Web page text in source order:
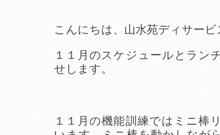
こんにちは、山水苑ディサー
１１月のスケジュールとラン
せします。
１１月の機能訓練ではミニ棒